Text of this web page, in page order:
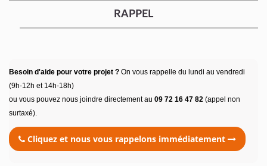
RAPPEL
Besoin d'aide pour votre projet ? On vous rappelle du lundi au vendredi
(9h-12h et 14h-18h)
ou vous pouvez nous joindre directement au 09 72 16 47 82 (appel non
surtaxé).
Cliquez et nous vous rappelons immédiatement